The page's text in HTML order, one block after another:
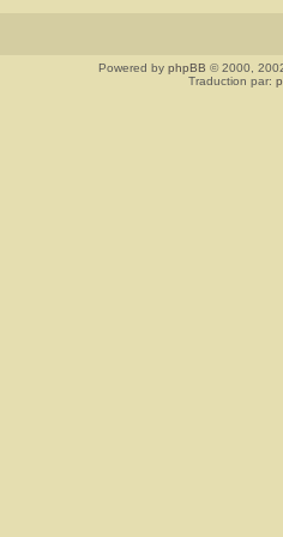
Powered by phpBB © 2000,
Traduction par: